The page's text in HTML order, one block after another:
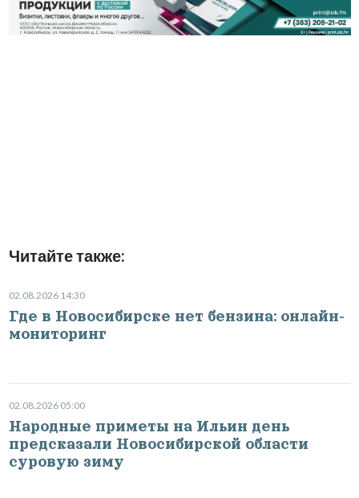
Читайте также:
02.08.2026 14:30
Где в Новосибирске нет бензина: онлайн-
мониторинг
02.08.2026 05:00
Народные приметы на Ильин день
предсказали Новосибирской области
суровую зиму